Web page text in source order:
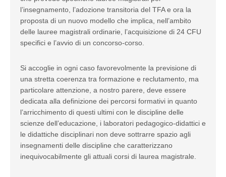
l’insegnamento, l’adozione transitoria del TFA e ora la
proposta di un nuovo modello che implica, nell’ambito
delle lauree magistrali ordinarie, l’acquisizione di 24 CFU
specifici e l’avvio di un concorso-corso.
Si accoglie in ogni caso favorevolmente la previsione di
una stretta coerenza tra formazione e reclutamento, ma
particolare attenzione, a nostro parere, deve essere
dedicata alla definizione dei percorsi formativi in quanto
l’arricchimento di questi ultimi con le discipline delle
scienze dell’educazione, i laboratori pedagogico-didattici e
le didattiche disciplinari non deve sottrarre spazio agli
insegnamenti delle discipline che caratterizzano
inequivocabilmente gli attuali corsi di laurea magistrale.